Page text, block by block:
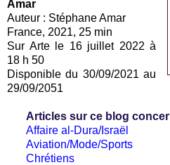
Amar
Auteur : Stéphane Amar
France, 2021, 25 min
Sur Arte le 16 juillet 2022 à
18 h 50
Disponible du 30/09/2021 au
29/09/2051
Articles sur ce blog
Affaire al-Dura/Israël
Aviation/Mode/Sports
Chrétiens